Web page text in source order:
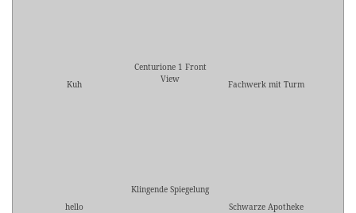
Kuh
Centurione 1 Front
View
Fachwerk mit Turm
hello
Klingende Spiegelung
Schwarze Apotheke